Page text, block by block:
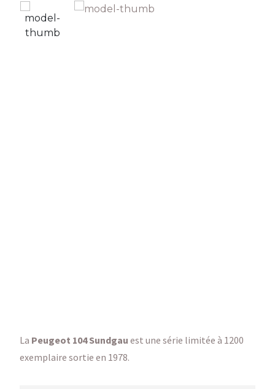
La Peugeot 104 Sundgau est une série limitée à 1200
exemplaire sortie en 1978.